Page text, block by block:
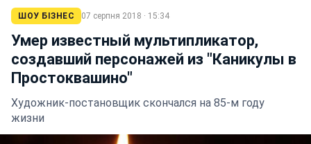
ШОУ БІЗНЕС 07 серпня 2018 · 15:34
Умер известный мультипликатор,
создавший персонажей из "Каникулы в
Простоквашино"
Художник-постановщик скончался на 85-м году
жизни